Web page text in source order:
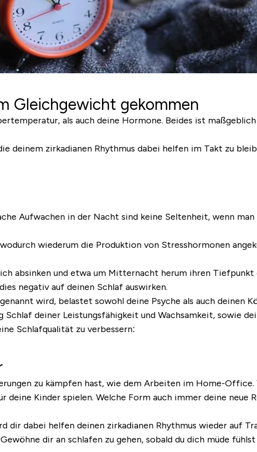
Gleichgewicht gekommen
als auch deine Hormone. Beides ist
deinem zirkadianen Rhythmus dabei helfen im Takt zu
Aufwachen in der Nacht sind keine Seltenheit, wenn
wiederum die Produktion von Stresshormonen
absinken und etwa um Mitternacht herum ihren Tiefpunkt
negativ auf deinen Schlaf auswirken.
wird, belastet sowohl deine Psyche als auch deinen
Schlaf deiner Leistungsfähigkeit und Wachsamkeit, sowie
Schlafqualität zu verbessern:
zu kämpfen hast, wie dem Arbeiten im Home-
deine Kinder spielen. Welche Form auch immer deine neue
dir dabei helfen deinen zirkadianen Rhythmus wieder auf
dir an schlafen zu gehen, sobald du dich müde